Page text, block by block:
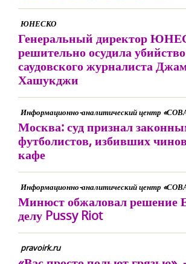
ЮНЕСКО
Генеральный директор
решительно осудила убийство
саудовского журналиста
Хашукджи
Информационно-аналитический центр
Москва: суд признал
футболистов, избивших
кафе
Информационно-аналитический центр
Минюст обжаловал решение
делу Pussy Riot
pravoirk.ru